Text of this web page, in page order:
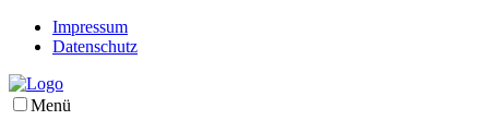
Impressum
Datenschutz
Menü